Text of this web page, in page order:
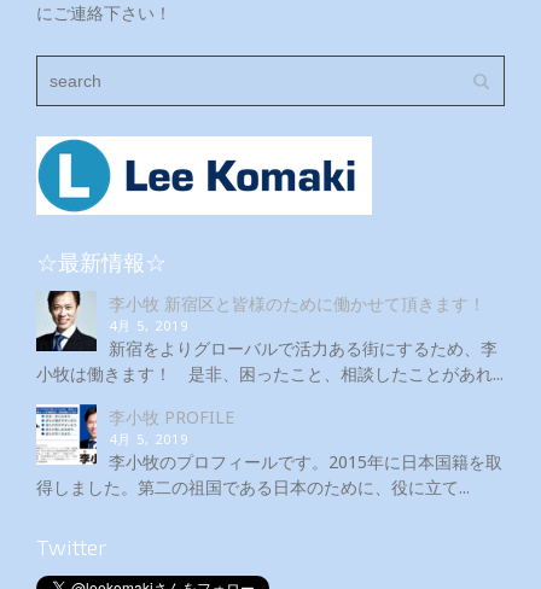
にご連絡下さい！
☆最新情報☆
李小牧 新宿区と皆様のために働かせて頂きます！
4月 5, 2019
新宿をよりグローバルで活力ある街にするため、李
小牧は働きます！ 是非、困ったこと、相談したことがあれ...
李小牧 PROFILE
4月 5, 2019
李小牧のプロフィールです。2015年に日本国籍を取
得しました。第二の祖国である日本のために、役に立て...
Twitter